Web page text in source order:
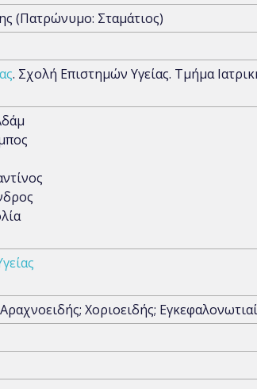
(Πατρώνυμο: Σταμάτιος)
. Σχολή Επιστημών Υγείας. Τμήμα
Χοριοειδής;